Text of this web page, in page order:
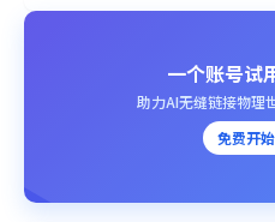
一个账号试
助力AI无缝链接物理
免费开